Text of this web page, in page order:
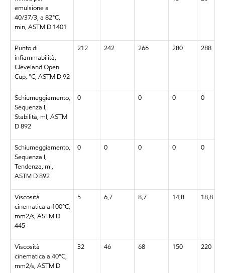
emulsione a
40/37/3, a 82°C,
min, ASTM D 1401
Punto di
infiammabilità,
Cleveland Open
Cup, °C, ASTM D 92
212 242 266 280 288
Schiumeggiamento,
Sequenza I,
Stabilità, ml, ASTM
D 892
0 0 0 0
Schiumeggiamento,
Sequenza I,
Tendenza, ml,
ASTM D 892
0 0 0 0 0
Viscosità
cinematica a 100°C,
mm2/s, ASTM D
445
5 6,7 8,7 14,8 18,8
Viscosità
cinematica a 40°C,
mm2/s, ASTM D
32 46 68 150 220